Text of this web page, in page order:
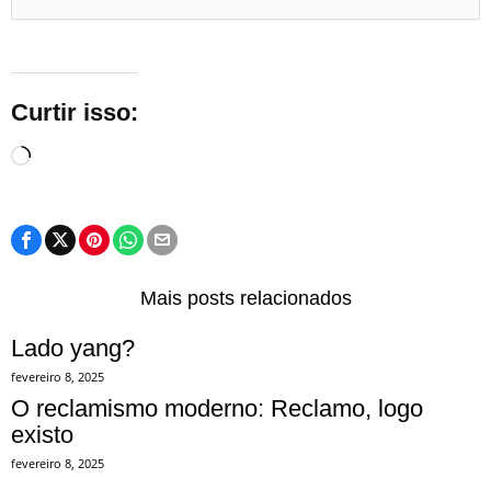
Curtir isso:
Carregando...
Mais posts relacionados
Lado yang?
fevereiro 8, 2025
O reclamismo moderno: Reclamo, logo
existo
fevereiro 8, 2025